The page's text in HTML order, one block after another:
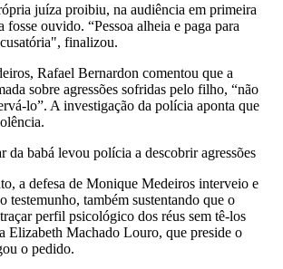
juíza proibiu, na audiência em primeira
fosse ouvido. “Pessoa alheia e paga para
finalizou.
Rafael Bernardon comentou que a
sobre agressões sofridas pelo filho, “não
lo”. A investigação da polícia aponta que
da babá levou polícia a descobrir agressões
a defesa de Monique Medeiros interveio e
testemunho, também sustentando que o
perfil psicológico dos réus sem tê-los
Elizabeth Machado Louro, que preside o
o pedido.